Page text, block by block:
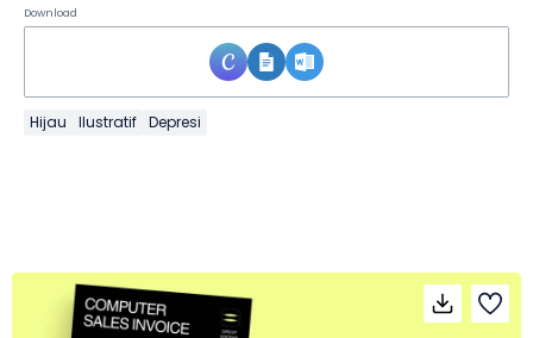
Download
Hijau Ilustratif Depresi